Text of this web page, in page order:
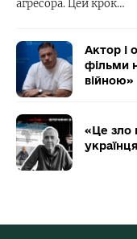
агресора. Цей крок…
Актор і
фільми
війною»
«Це зло